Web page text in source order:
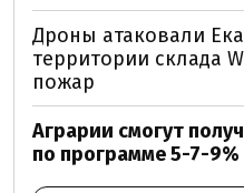
Дроны атаковали
территории склада
пожар
Аграрии смогут
по программе 5-7-9%